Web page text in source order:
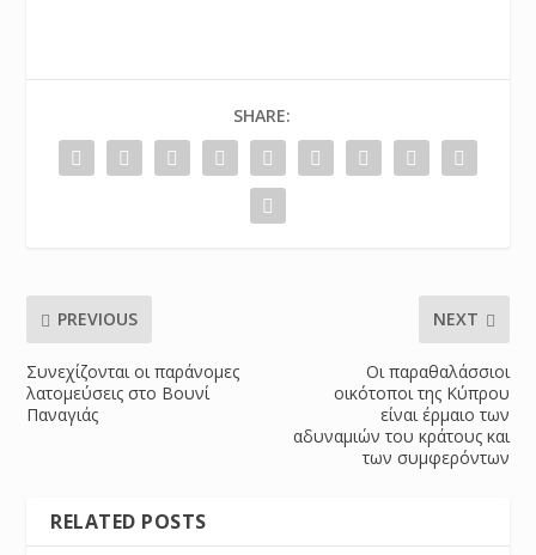
SHARE:
PREVIOUS
Συνεχίζονται οι παράνομες
λατομεύσεις στο Βουνί
Παναγιάς
NEXT
Οι παραθαλάσσιοι
οικότοποι της Κύπρου
είναι έρμαιο των
αδυναμιών του κράτους και
των συμφερόντων
RELATED POSTS